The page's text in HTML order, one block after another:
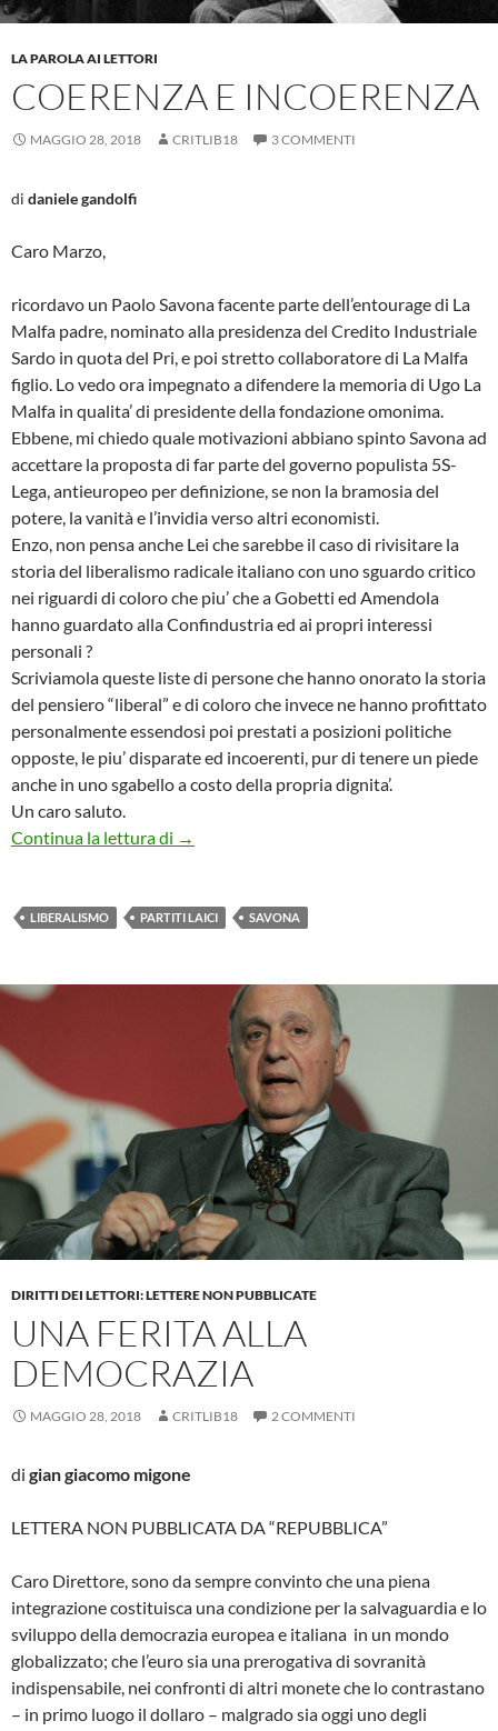
LA PAROLA AI LETTORI
COERENZA E INCOERENZA
MAGGIO 28, 2018 CRITLIB18 3 COMMENTI
di daniele gandolfi
Caro Marzo,
ricordavo un Paolo Savona facente parte dell’entourage di La
Malfa padre, nominato alla presidenza del Credito Industriale
Sardo in quota del Pri, e poi stretto collaboratore di La Malfa
figlio. Lo vedo ora impegnato a difendere la memoria di Ugo La
Malfa in qualita’ di presidente della fondazione omonima.
Ebbene, mi chiedo quale motivazioni abbiano spinto Savona ad
accettare la proposta di far parte del governo populista 5S-
Lega, antieuropeo per definizione, se non la bramosia del
potere, la vanità e l’invidia verso altri economisti.
Enzo, non pensa anche Lei che sarebbe il caso di rivisitare la
storia del liberalismo radicale italiano con uno sguardo critico
nei riguardi di coloro che piu’ che a Gobetti ed Amendola
hanno guardato alla Confindustria ed ai propri interessi
personali ?
Scriviamola queste liste di persone che hanno onorato la storia
del pensiero “liberal” e di coloro che invece ne hanno profittato
personalmente essendosi poi prestati a posizioni politiche
opposte, le piu’ disparate ed incoerenti, pur di tenere un piede
anche in uno sgabello a costo della propria dignita’.
Un caro saluto.
Continua la lettura di
COERENZA E INCOERENZA
→
LIBERALISMO PARTITI LAICI SAVONA
DIRITTI DEI LETTORI: LETTERE NON PUBBLICATE
UNA FERITA ALLA
DEMOCRAZIA
MAGGIO 28, 2018 CRITLIB18 2 COMMENTI
di gian giacomo migone
LETTERA NON PUBBLICATA DA “REPUBBLICA”
Caro Direttore, sono da sempre convinto che una piena
integrazione costituisca una condizione per la salvaguardia e lo
sviluppo della democrazia europea e italiana in un mondo
globalizzato; che l’euro sia una prerogativa di sovranità
indispensabile, nei confronti di altri monete che lo contrastano
– in primo luogo il dollaro – malgrado sia oggi uno degli